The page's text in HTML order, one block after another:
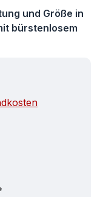
und Größe in
bürstenlosem